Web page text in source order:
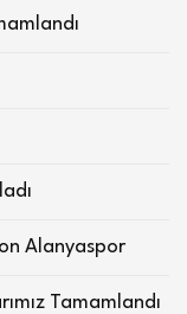
Alanyaspor
Tamamlandı